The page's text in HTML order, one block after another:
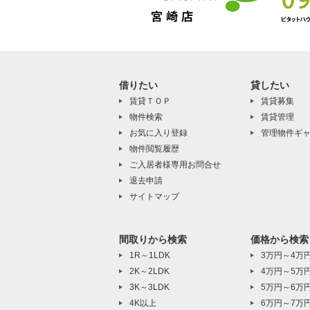
借りたい
賃貸ＴＯＰ
物件検索
お気に入り登録
物件閲覧履歴
ご入居者様専用お問合せ
退去申請
サイトマップ
貸したい
賃貸募集
賃貸管理
管理物件ギ
間取りから検索
1R～1LDK
2K～2LDK
3K～3LDK
4K以上
価格から検索
3万円～4万
4万円～5万
5万円～6万
6万円～7万